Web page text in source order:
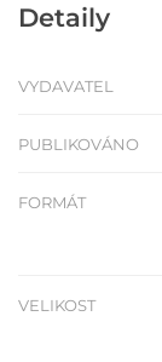
Detaily
VYDAVATEL
PUBLIKOVÁNO
FORMÁT
VELIKOST